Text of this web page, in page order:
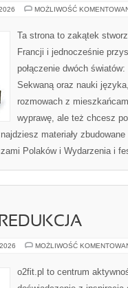
MOŻLIWOŚĆ
Ta strona to zakątek
Francji i jednocześnie
połączenie dwóch
Sekwaną oraz nauki
rozmowach z
wyprawę, ale też chcesz
materiały
Polaków i Wydarzenia i
MOŻLIWOŚĆ
o2fit.pl to centrum